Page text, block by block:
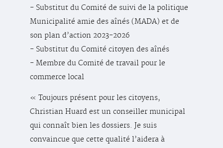
- Substitut du Comité de suivi de la politique
Municipalité amie des aînés (MADA) et de
son plan d’action 2023-2026
- Substitut du Comité citoyen des aînés
- Membre du Comité de travail pour le
commerce local
« Toujours présent pour les citoyens,
Christian Huard est un conseiller municipal
qui connaît bien les dossiers. Je suis
convaincue que cette qualité l’aidera à